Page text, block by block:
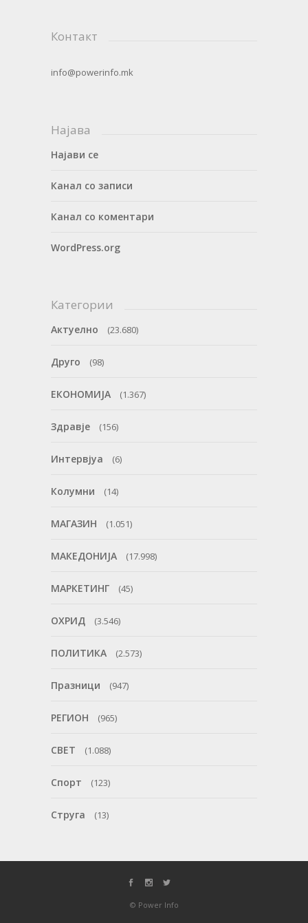
Контакт
info@powerinfo.mk
Најава
Најави се
Канал со записи
Канал со коментари
WordPress.org
Категории
Актуелно (23.680)
Друго (98)
ЕКОНОМИЈА (1.367)
Здравје (156)
Интервјуа (6)
Колумни (14)
МАГАЗИН (1.051)
МАКЕДОНИЈА (17.998)
МАРКЕТИНГ (45)
ОХРИД (3.546)
ПОЛИТИКА (2.573)
Празници (947)
РЕГИОН (965)
СВЕТ (1.088)
Спорт (123)
Струга (13)
© Power Info